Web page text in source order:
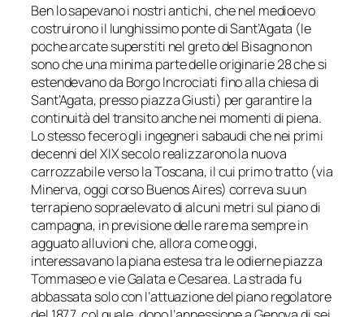
Ben lo sapevano i nostri antichi, che nel medioevo
costruirono il lunghissimo ponte di Sant’Agata (le
poche arcate superstiti nel greto del Bisagno non
sono che una minima parte delle originarie 28 che si
estendevano da Borgo Incrociati fino alla chiesa di
Sant’Agata, presso piazza Giusti) per garantire la
continuità del transito anche nei momenti di piena.
Lo stesso fecero gli ingegneri sabaudi che nei primi
decenni del XIX secolo realizzarono la nuova
carrozzabile verso la Toscana, il cui primo tratto (via
Minerva, oggi corso Buenos Aires) correva su un
terrapieno sopraelevato di alcuni metri sul piano di
campagna, in previsione delle rare ma sempre in
agguato alluvioni che, allora come oggi,
interessavano la piana estesa tra le odierne piazza
Tommaseo e vie Galata e Cesarea. La strada fu
abbassata solo con l’attuazione del piano regolatore